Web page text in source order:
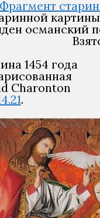
османский
1454 года
Charonton
.